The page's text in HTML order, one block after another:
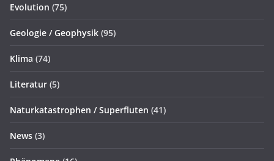
Evolution (75)
Geologie / Geophysik (95)
Klima (74)
Literatur (5)
Naturkatastrophen / Superfluten (41)
News (3)